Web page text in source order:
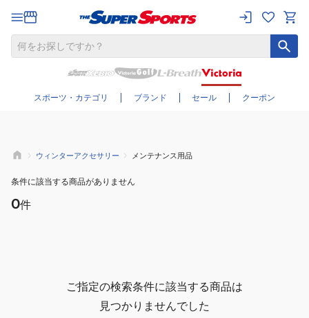
スポーツ・カテゴリ ブランド セール クーポン
さらに絞り込む
ウィンターアクセサリー メンテナンス用品
条件に該当する商品がありません
0件
ご指定の検索条件に該当する商品は
見つかりませんでした